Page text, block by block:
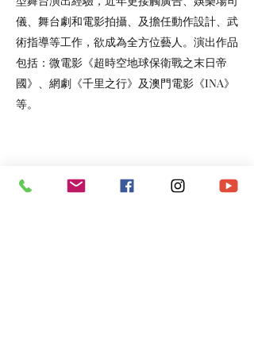
儀、舞台劇和電影拍攝、及擔任動作設計、武
術指導等工作，欲成為全方位藝人。演出作品
包括：微電影《超時空地球保衛戰之末日帝
國》、網劇《千里之行》及澳門電影《INA》
等。
https://www.facebook.com/%E4%BC%BD%E7%B4%8D-